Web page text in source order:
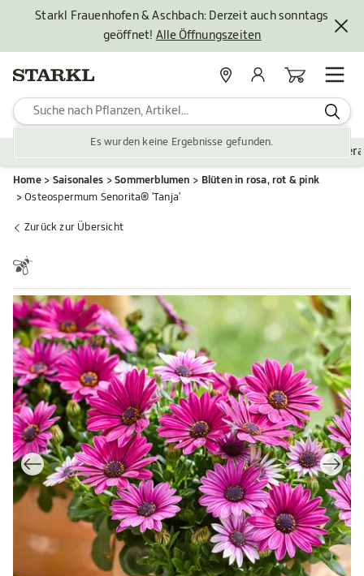
Starkl Frauenhofen & Aschbach: Derzeit auch sonntags
geöffnet! Alle Öffnungszeiten
Es wurden keine Ergebnisse gefunden.
StandorteMein KontoWarenkorb
Zubehör Gartengestaltung
Home Saisonales Sommerblumen
Blüten in rosa, rot & pink
Osteospermum Senorita® 'Tanja'
Zurück zur Übersicht